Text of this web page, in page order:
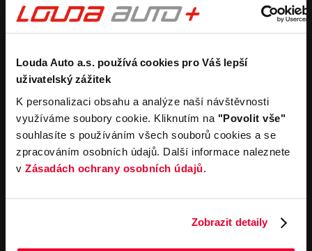
Louda Auto a.s. používá cookies pro Váš lepší
uživatelský zážitek
K personalizaci obsahu a analýze naší návštěvnosti
využíváme soubory cookie. Kliknutím na "Povolit vše"
souhlasíte s používáním všech souborů cookies a se
zpracováním osobních údajů. Další informace naleznete
v Zásadách ochrany osobních údajů.
Zobrazit detaily
Koupit ojetý vůz
Koupit užitkový vůz
Průběh výkupu vozu
Pronájem
Carsharing
Autopůjčovna
Operativní leasing
Společnost
Louda Auto+ Poděbrady
Obytné vozy
Novinky
Kariéra
Servisní služby
Servis
Důležité odkazy
Cookies
Všeobecné obchodní
podmínky pro online